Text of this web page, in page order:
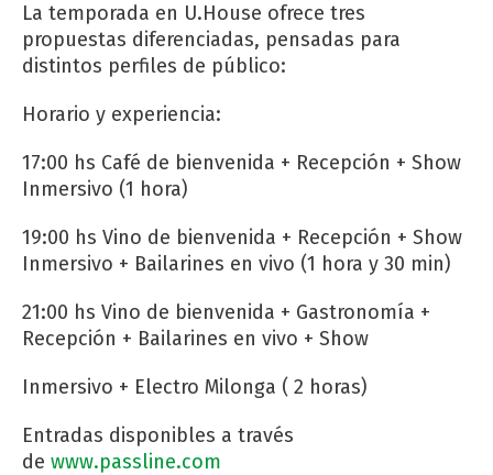
La temporada en U.House ofrece tres
propuestas diferenciadas, pensadas para
distintos perfiles de público:
Horario y experiencia:
17:00 hs Café de bienvenida + Recepción + Show
Inmersivo (1 hora)
19:00 hs Vino de bienvenida + Recepción + Show
Inmersivo + Bailarines en vivo (1 hora y 30 min)
21:00 hs Vino de bienvenida + Gastronomía +
Recepción + Bailarines en vivo + Show
Inmersivo + Electro Milonga ( 2 horas)
Entradas disponibles a través
de www.passline.com